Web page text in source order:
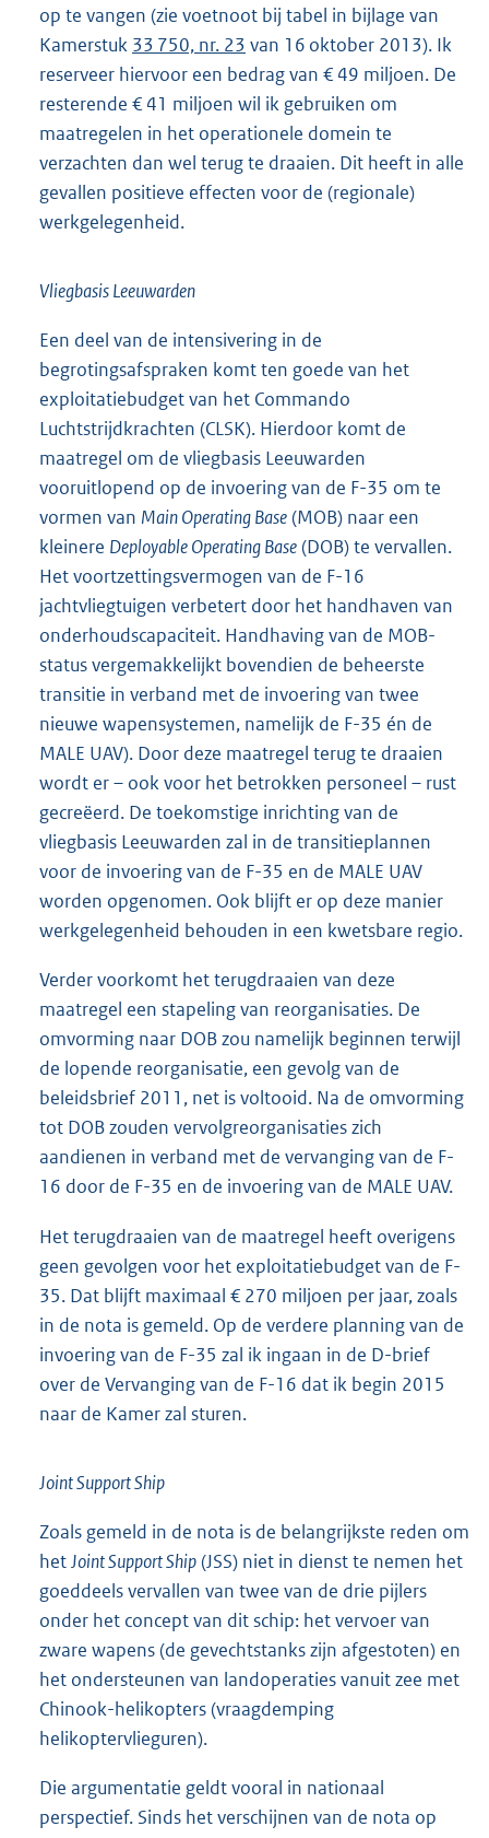
op te vangen (zie voetnoot bij tabel in bijlage van
Kamerstuk 33 750, nr. 23 van 16 oktober 2013). Ik
reserveer hiervoor een bedrag van € 49 miljoen. De
resterende € 41 miljoen wil ik gebruiken om
maatregelen in het operationele domein te
verzachten dan wel terug te draaien. Dit heeft in alle
gevallen positieve effecten voor de (regionale)
werkgelegenheid.
Vliegbasis Leeuwarden
Een deel van de intensivering in de
begrotingsafspraken komt ten goede van het
exploitatiebudget van het Commando
Luchtstrijdkrachten (CLSK). Hierdoor komt de
maatregel om de vliegbasis Leeuwarden
vooruitlopend op de invoering van de F-35 om te
vormen van Main Operating Base(MOB) naar een
kleinere Deployable Operating Base(DOB) te vervallen.
Het voortzettingsvermogen van de F-16
jachtvliegtuigen verbetert door het handhaven van
onderhoudscapaciteit. Handhaving van de MOB-
status vergemakkelijkt bovendien de beheerste
transitie in verband met de invoering van twee
nieuwe wapensystemen, namelijk de F-35 én de
MALE UAV). Door deze maatregel terug te draaien
wordt er – ook voor het betrokken personeel – rust
gecreëerd. De toekomstige inrichting van de
vliegbasis Leeuwarden zal in de transitieplannen
voor de invoering van de F-35 en de MALE UAV
worden opgenomen. Ook blijft er op deze manier
werkgelegenheid behouden in een kwetsbare regio.
Verder voorkomt het terugdraaien van deze
maatregel een stapeling van reorganisaties. De
omvorming naar DOB zou namelijk beginnen terwijl
de lopende reorganisatie, een gevolg van de
beleidsbrief 2011, net is voltooid. Na de omvorming
tot DOB zouden vervolgreorganisaties zich
aandienen in verband met de vervanging van de F-
16 door de F-35 en de invoering van de MALE UAV.
Het terugdraaien van de maatregel heeft overigens
geen gevolgen voor het exploitatiebudget van de F-
35. Dat blijft maximaal € 270 miljoen per jaar, zoals
in de nota is gemeld. Op de verdere planning van de
invoering van de F-35 zal ik ingaan in de D-brief
over de Vervanging van de F-16 dat ik begin 2015
naar de Kamer zal sturen.
Joint Support Ship
Zoals gemeld in de nota is de belangrijkste reden om
hetJoint Support Ship(JSS) niet in dienst te nemen het
goeddeels vervallen van twee van de drie pijlers
onder het concept van dit schip: het vervoer van
zware wapens (de gevechtstanks zijn afgestoten) en
het ondersteunen van landoperaties vanuit zee met
Chinook-helikopters (vraagdemping
helikoptervlieguren).
Die argumentatie geldt vooral in nationaal
perspectief. Sinds het verschijnen van de nota op